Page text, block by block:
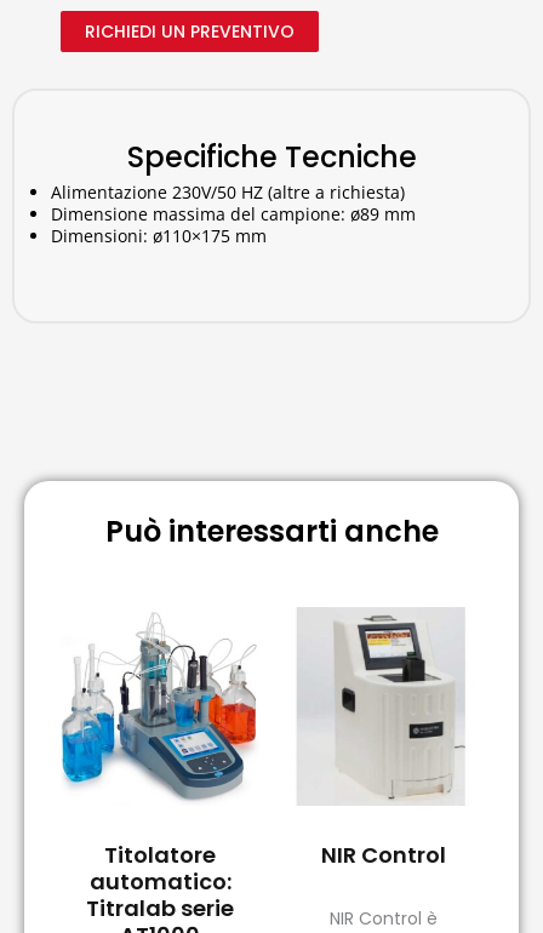
Scala graduate per una corretta visualizzazione
Pulsante On/Off
RICHIEDI UN PREVENTIVO
Specifiche Tecniche
Alimentazione 230V/50 HZ (altre a richiesta)
Dimensione massima del campione: ø89 mm
Dimensioni: ø110×175 mm
Può interessarti anche
Titolatore
automatico:
Titralab serie
NIR Control
NIR Control è